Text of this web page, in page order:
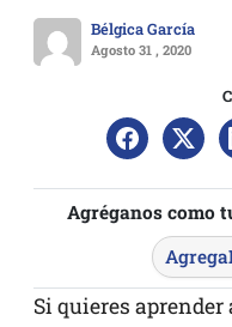
Bélgica García
Agosto 31 , 2020
Agréganos como
Agrega
Si quieres aprender